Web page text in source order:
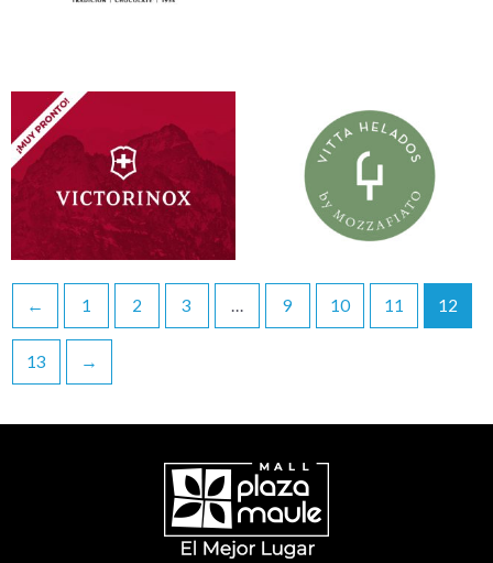
← 1 2 3 9 10 11 12
13 →